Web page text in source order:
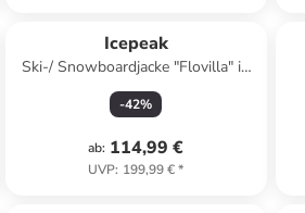
Icepeak
Ski-/ Snowboardjacke "Flovilla" in
Rot
-42%
ab: 114,99 €
UVP: 199,99 €*